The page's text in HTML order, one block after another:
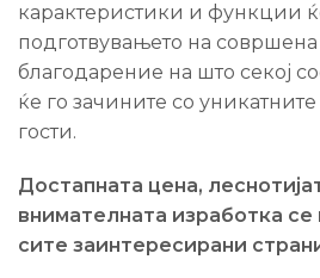
карактеристики и функции
подготвувањето на совршена
благодарение на што секој
ќе го зачините со
гости.
Достапната цена,
внимателната изработка
сите заинтересирани